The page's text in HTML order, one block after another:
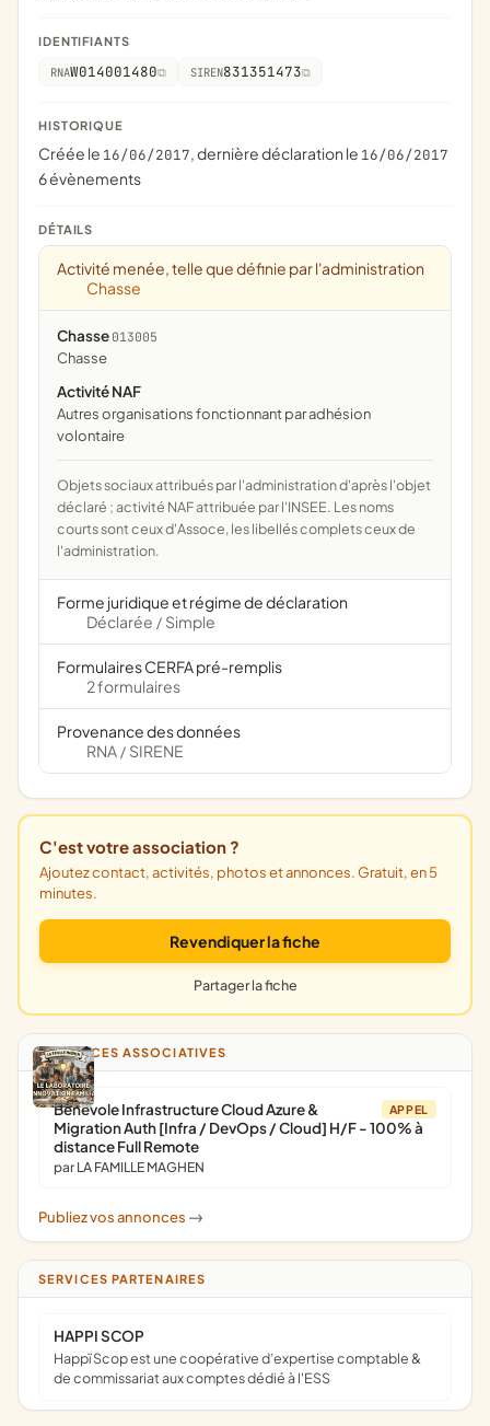
IDENTIFIANTS
RNAW014001480 SIREN831351473
HISTORIQUE
Créée le 16/06/2017, dernière déclaration le 16/06/2017
6 évènements
DÉTAILS
Activité menée, telle que définie par l'administration
Chasse
Chasse 013005
chasse
Activité NAF
Autres organisations fonctionnant par adhésion
volontaire
Objets sociaux attribués par l'administration d'après l'objet
déclaré ; activité NAF attribuée par l'INSEE. Les noms
courts sont ceux d'Assoce, les libellés complets ceux de
l'administration.
Forme juridique et régime de déclaration
Déclarée / Simple
Formulaires CERFA pré-remplis
2 formulaires
Provenance des données
RNA / SIRENE
C'est votre association ?
Ajoutez contact, activités, photos et annonces. Gratuit, en 5
minutes.
Revendiquer la fiche
Partager la fiche
ANNONCES ASSOCIATIVES
APPEL
Bénévole Infrastructure Cloud Azure &
Migration Auth [Infra / DevOps / Cloud] H/F - 100% à
distance Full Remote
par LA FAMILLE MAGHEN
Publiez vos annonces ->
SERVICES PARTENAIRES
HAPPI SCOP
Happï Scop est une coopérative d’expertise comptable &
de commissariat aux comptes dédié à l'ESS